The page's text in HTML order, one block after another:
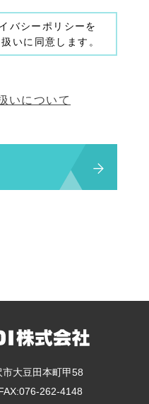
バシーポリシーを
いに同意します。
いについて
大豆田本町甲58
262-4148